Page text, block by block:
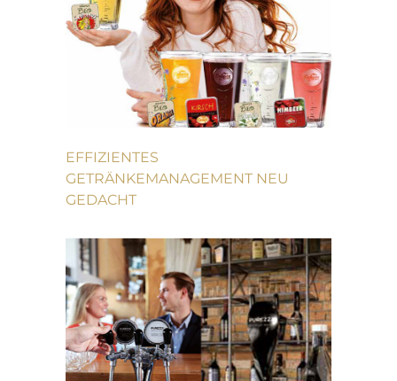
EFFIZIENTES
GETRÄNKEMANAGEMENT NEU
GEDACHT